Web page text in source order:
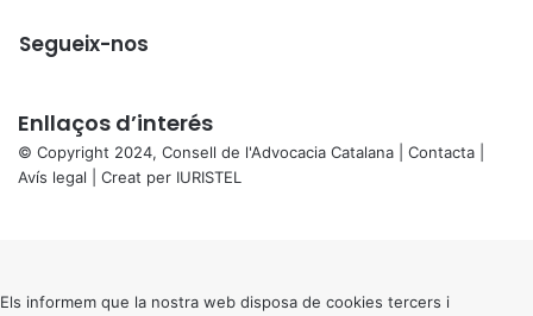
Segueix-nos
Enllaços d’interés
© Copyright 2024, Consell de l'Advocacia Catalana | Contacta
Avís legal | Creat per IURISTEL
button
Els informem que la nostra web disposa de cookies tercers i